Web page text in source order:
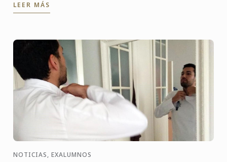
En consecuencia, la ...
LEER MÁS
NOTICIAS, EXALUMNOS